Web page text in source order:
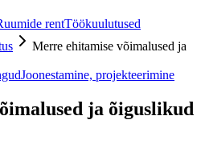
rentTöökuulutused
Merre ehitamise võimalused ja
Joonestamine, projekteerimine
ja õiguslikud